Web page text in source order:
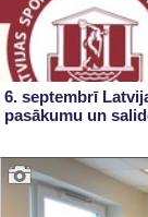
6. septembrī
pasākumu un